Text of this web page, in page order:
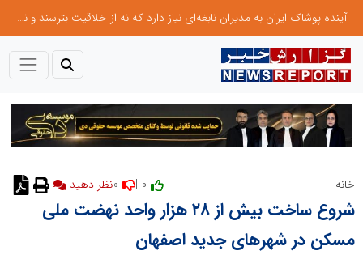
آینده پوشاک ایران به مدیران نابغه‌ای نیاز دارد که نه از خلاقیت بترسند و نه بروکراسی
خانه نظر دهید
شروع ساخت بیش از ۲۸ هزار واحد نهضت ملی
مسکن در شهرهای جدید اصفهان